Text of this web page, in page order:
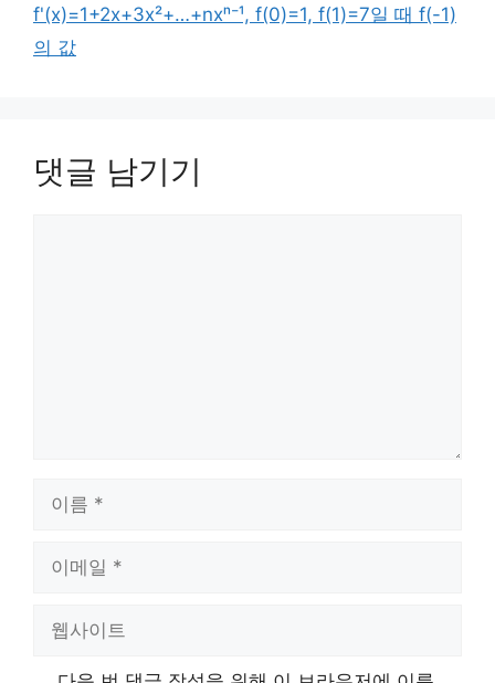
f'(x)=1+2x+3x²+…+nxⁿ⁻¹, f(0)=1, f(1)=7일 때 f(-1)
의 값
댓글 남기기